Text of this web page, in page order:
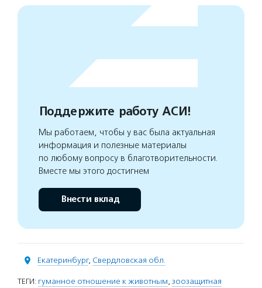
Поддержите работу АСИ!
Мы работаем, чтобы у вас была актуальная
информация и полезные материалы
по любому вопросу в благотворительности.
Вместе мы этого достигнем
Внести вклад
Екатеринбург, Свердловская обл.
ТЕГИ: гуманное отношение к животным, зоозащитная